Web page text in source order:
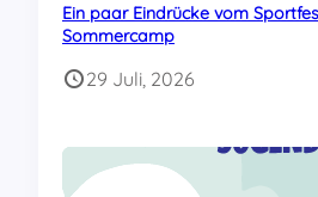
Ein paar Eindrücke vom
Sommercamp
29 Juli, 2026